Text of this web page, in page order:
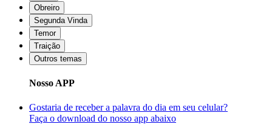
Obreiro
Segunda Vinda
Temor
Traição
Outros temas
Nosso APP
Gostaria de receber a palavra do dia em seu celular?
Faça o download do nosso app abaixo